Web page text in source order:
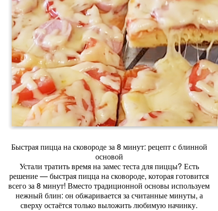
Быстрая пицца на сковороде за 8 минут: рецепт с блинной
основой
Устали тратить время на замес теста для пиццы? Есть
решение — быстрая пицца на сковороде, которая готовится
всего за 8 минут! Вместо традиционной основы используем
нежный блин: он обжаривается за считанные минуты, а
сверху остаётся только выложить любимую начинку.